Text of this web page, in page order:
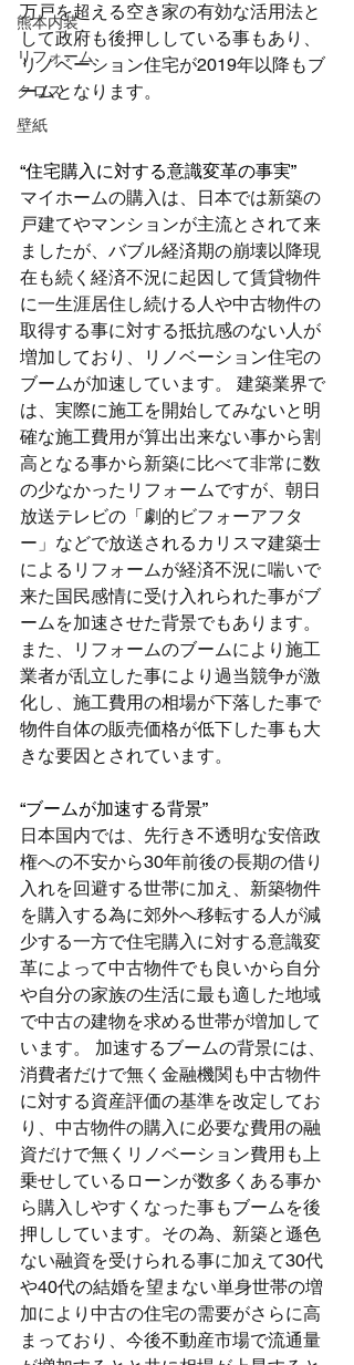
熊本内装
リフォーム
クロス
壁紙
万戸を超える空き家の有効な活用法と
して政府も後押ししている事もあり、
リノベーション住宅が2019年以降もブ
ームとなります。
“住宅購入に対する意識変革の事実”
マイホームの購入は、日本では新築の
戸建てやマンションが主流とされて来
ましたが、バブル経済期の崩壊以降現
在も続く経済不況に起因して賃貸物件
に一生涯居住し続ける人や中古物件の
取得する事に対する抵抗感のない人が
増加しており、リノベーション住宅の
ブームが加速しています。 建築業界で
は、実際に施工を開始してみないと明
確な施工費用が算出出来ない事から割
高となる事から新築に比べて非常に数
の少なかったリフォームですが、朝日
放送テレビの「劇的ビフォーアフタ
ー」などで放送されるカリスマ建築士
によるリフォームが経済不況に喘いで
来た国民感情に受け入れられた事がブ
ームを加速させた背景でもあります。
また、リフォームのブームにより施工
業者が乱立した事により過当競争が激
化し、施工費用の相場が下落した事で
物件自体の販売価格が低下した事も大
きな要因とされています。
“ブームが加速する背景”
日本国内では、先行き不透明な安倍政
権への不安から30年前後の長期の借り
入れを回避する世帯に加え、新築物件
を購入する為に郊外へ移転する人が減
少する一方で住宅購入に対する意識変
革によって中古物件でも良いから自分
や自分の家族の生活に最も適した地域
で中古の建物を求める世帯が増加して
います。 加速するブームの背景には、
消費者だけで無く金融機関も中古物件
に対する資産評価の基準を改定してお
り、中古物件の購入に必要な費用の融
資だけで無くリノベーション費用も上
乗せしているローンが数多くある事か
ら購入しやすくなった事もブームを後
押ししています。その為、新築と遜色
ない融資を受けられる事に加えて30代
や40代の結婚を望まない単身世帯の増
加により中古の住宅の需要がさらに高
まっており、今後不動産市場で流通量